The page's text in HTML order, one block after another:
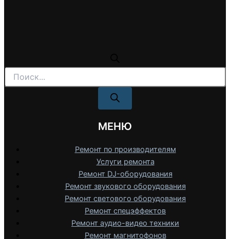
Поиск
товаров
МЕНЮ
Ремонт по производителям
Услуги ремонта
Ремонт DJ-оборудования
Ремонт звукового оборудования
Ремонт светового оборудования
Ремонт спецэффектов
Ремонт аудио-видео техники
Ремонт магнитофонов